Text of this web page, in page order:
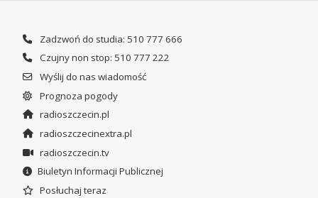
Zadzwoń do studia: 510 777 666
Czujny non stop: 510 777 222
Wyślij do nas wiadomość
Prognoza pogody
radioszczecin.pl
radioszczecinextra.pl
radioszczecin.tv
Biuletyn Informacji Publicznej
Posłuchaj teraz